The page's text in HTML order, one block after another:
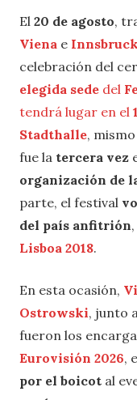
El 20 de agosto,
Viena e
celebración del
elegida sede del
tendrá lugar en el
Stadthalle,
fue la tercera vez
organización de
parte, el festival
del país anfitrión
Lisboa 2018.
En esta ocasión,
Ostrowski, junto
fueron los
Eurovisión 2026,
por el boicot al